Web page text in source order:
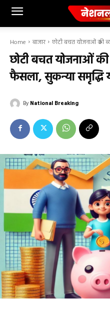
Home बाजार छोटी बचत योजनाओं की
छोटी बचत योजनाओं
फैसला, सुकन्या समृद्धि
By National Breaking